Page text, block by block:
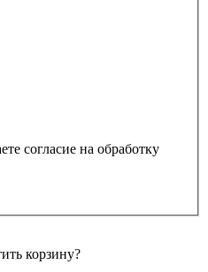
согласие на обработку
корзину?